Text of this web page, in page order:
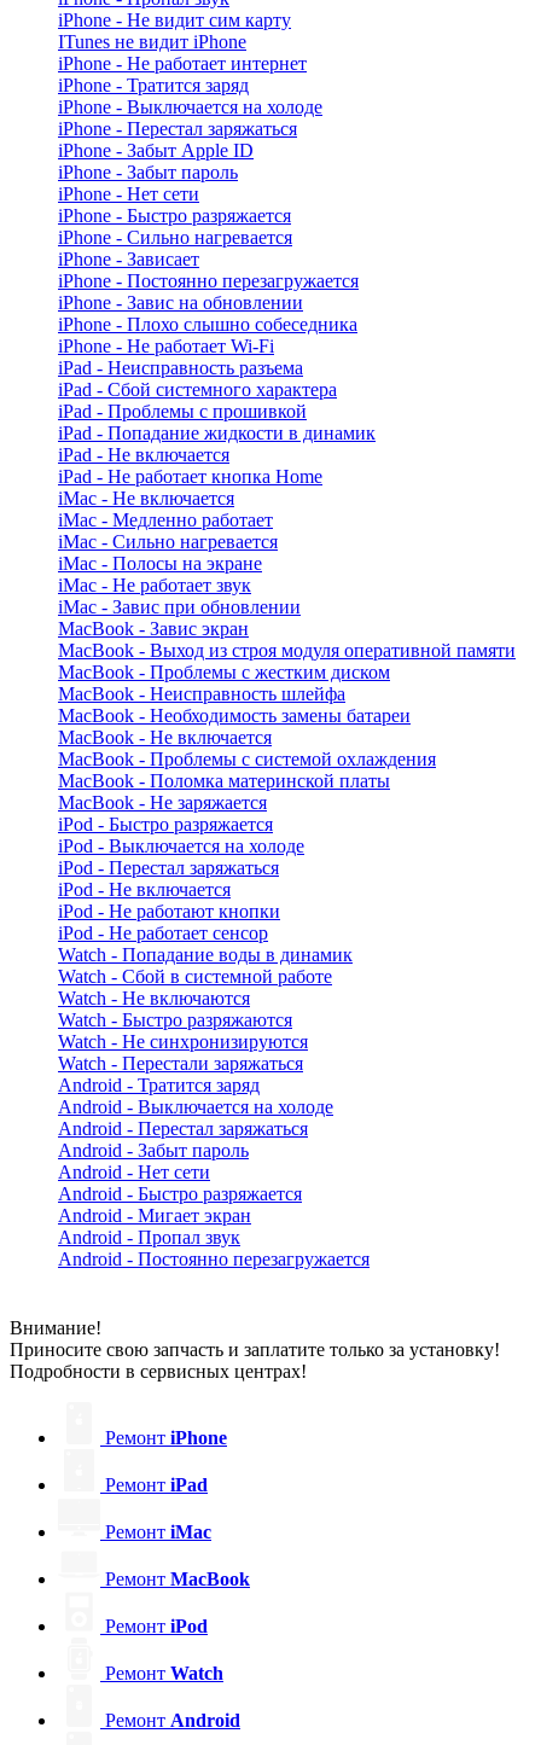
iPhone - Не видит сим карту
ITunes не видит iPhone
iPhone - Не работает интернет
iPhone - Тратится заряд
iPhone - Выключается на холоде
iPhone - Перестал заряжаться
iPhone - Забыт Apple ID
iPhone - Забыт пароль
iPhone - Нет сети
iPhone - Быстро разряжается
iPhone - Сильно нагревается
iPhone - Зависает
iPhone - Постоянно перезагружается
iPhone - Завис на обновлении
iPhone - Плохо слышно собеседника
iPhone - Не работает Wi-Fi
iPad - Неисправность разъема
iPad - Сбой системного характера
iPad - Проблемы с прошивкой
iPad - Попадание жидкости в динамик
iPad - Не включается
iPad - Не работает кнопка Home
iMac - Не включается
iMac - Медленно работает
iMac - Сильно нагревается
iMac - Полосы на экране
iMac - Не работает звук
iMac - Завис при обновлении
MacBook - Завис экран
MacBook - Выход из строя модуля оперативной памяти
MacBook - Проблемы с жестким диском
MacBook - Неисправность шлейфа
MacBook - Необходимость замены батареи
MacBook - Не включается
MacBook - Проблемы с системой охлаждения
MacBook - Поломка материнской платы
MacBook - Не заряжается
iPod - Быстро разряжается
iPod - Выключается на холоде
iPod - Перестал заряжаться
iPod - Не включается
iPod - Не работают кнопки
iPod - Не работает сенсор
Watch - Попадание воды в динамик
Watch - Сбой в системной работе
Watch - Не включаются
Watch - Быстро разряжаются
Watch - Не синхронизируются
Watch - Перестали заряжаться
Android - Тратится заряд
Android - Выключается на холоде
Android - Перестал заряжаться
Android - Забыт пароль
Android - Нет сети
Android - Быстро разряжается
Android - Мигает экран
Android - Пропал звук
Android - Постоянно перезагружается
Внимание!
Приносите свою запчасть и заплатите только за установку!
Подробности в сервисных центрах!
Ремонт iPhone
Ремонт iPad
Ремонт iMac
Ремонт MacBook
Ремонт iPod
Ремонт Watch
Ремонт Android